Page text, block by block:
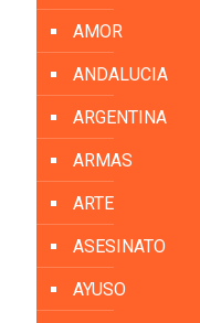
AMOR
ANDALUCIA
ARGENTINA
ARMAS
ARTE
ASESINATO
AYUSO